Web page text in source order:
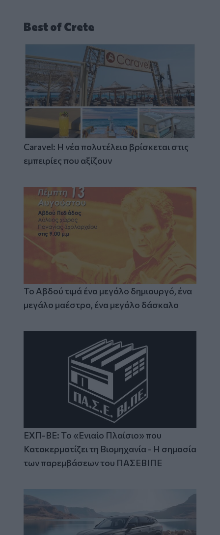
Best of Crete
Caravel: Η νέα πολυτέλεια βρίσκεται στις
εμπειρίες που αξίζουν
Το Αβδού τιμά ένα μεγάλο δημιουργό, ένα
μεγάλο μαέστρο, ένα μεγάλο δάσκαλο
ΕΧΠ-ΒΕ: Το «Ενιαίο Πλαίσιο» που
Κατακερματίζει τη Βιομηχανία - Η σημασία
των παρεμβάσεων του ΠΑΣΕΒΙΠΕ